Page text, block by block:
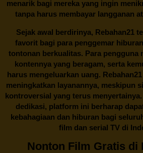
menarik bagi mereka yang ingin
tanpa harus membayar langganan
Sejak awal berdirinya, Rebahan21
favorit bagi para penggemar
tontonan berkualitas. Para pengguna
kontennya yang beragam, serta
harus mengeluarkan uang. Rebahan21
meningkatkan layanannya, meskipun
kontroversial yang terus
dedikasi, platform ini berharap
kebahagiaan dan hiburan bagi
film dan serial TV di
Nonton Film Gratis di